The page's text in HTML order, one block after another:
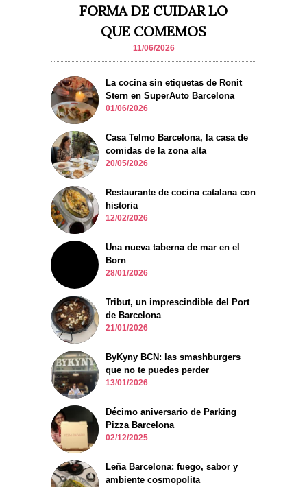
FORMA DE CUIDAR LO
QUE COMEMOS
11/06/2026
La cocina sin etiquetas de Ronit
Stern en SuperAuto Barcelona
01/06/2026
Casa Telmo Barcelona, la casa de
comidas de la zona alta
20/05/2026
Restaurante de cocina catalana con
historia
12/02/2026
Una nueva taberna de mar en el
Born
28/01/2026
Tribut, un imprescindible del Port
de Barcelona
21/01/2026
ByKyny BCN: las smashburgers
que no te puedes perder
13/01/2026
Décimo aniversario de Parking
Pizza Barcelona
02/12/2025
Leña Barcelona: fuego, sabor y
ambiente cosmopolita